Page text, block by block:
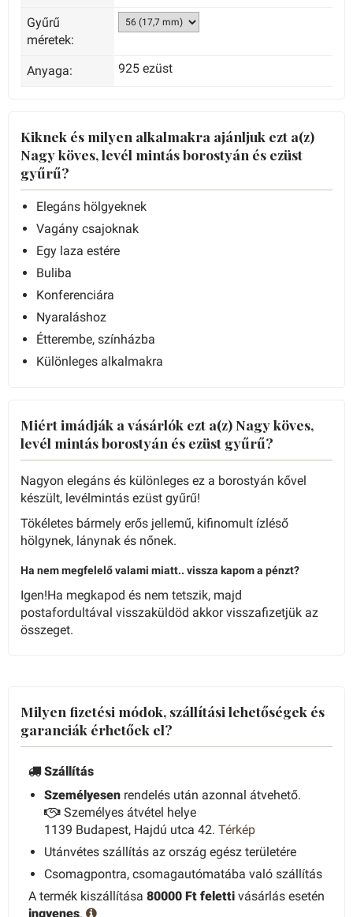
Gyűrű
méretek:
Anyaga: 925 ezüst
Kiknek és milyen alkalmakra ajánljuk ezt a(z)
Nagy köves, levél mintás borostyán és ezüst
gyűrű?
Elegáns hölgyeknek
Vagány csajoknak
Egy laza estére
Buliba
Konferenciára
Nyaraláshoz
Étterembe, színházba
Különleges alkalmakra
Miért imádják a vásárlók ezt a(z) Nagy köves,
levél mintás borostyán és ezüst gyűrű?
Nagyon elegáns és különleges ez a borostyán kővel
készült, levélmintás ezüst gyűrű!
Tökéletes bármely erős jellemű, kifinomult ízléső
hölgynek, lánynak és nőnek.
Ha nem megfelelő valami miatt.. vissza kapom a pénzt?
Igen!Ha megkapod és nem tetszik, majd
postafordultával visszaküldöd akkor visszafizetjük az
összeget.
Milyen fizetési módok, szállítási lehetőségek és
garanciák érhetőek el?
Szállítás
Személyesen rendelés után azonnal átvehető.
Személyes átvétel helye
1139 Budapest, Hajdú utca 42. Térkép
Utánvétes szállítás az ország egész területére
Csomagpontra, csomagautómatába való szállítás
A termék kiszállítása 80000 Ft feletti vásárlás esetén
ingyenes.